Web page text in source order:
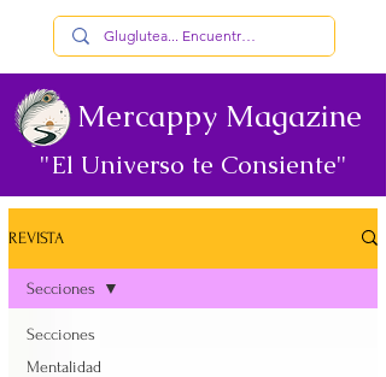
Mercappy Magazine
"El Universo te Consiente"
REVISTA
Secciones
Mentalidad
Secciones